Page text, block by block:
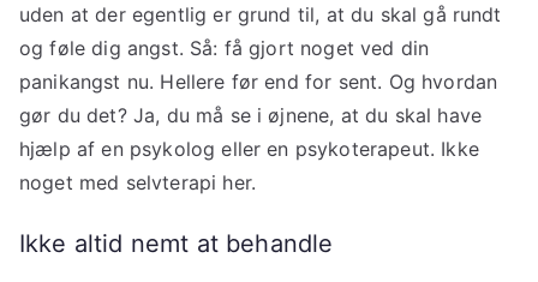
uden at der egentlig er grund til, at du skal gå rundt
og føle dig angst. Så: få gjort noget ved din
panikangst nu. Hellere før end for sent. Og hvordan
gør du det? Ja, du må se i øjnene, at du skal have
hjælp af en psykolog eller en psykoterapeut. Ikke
noget med selvterapi her.
Ikke altid nemt at behandle